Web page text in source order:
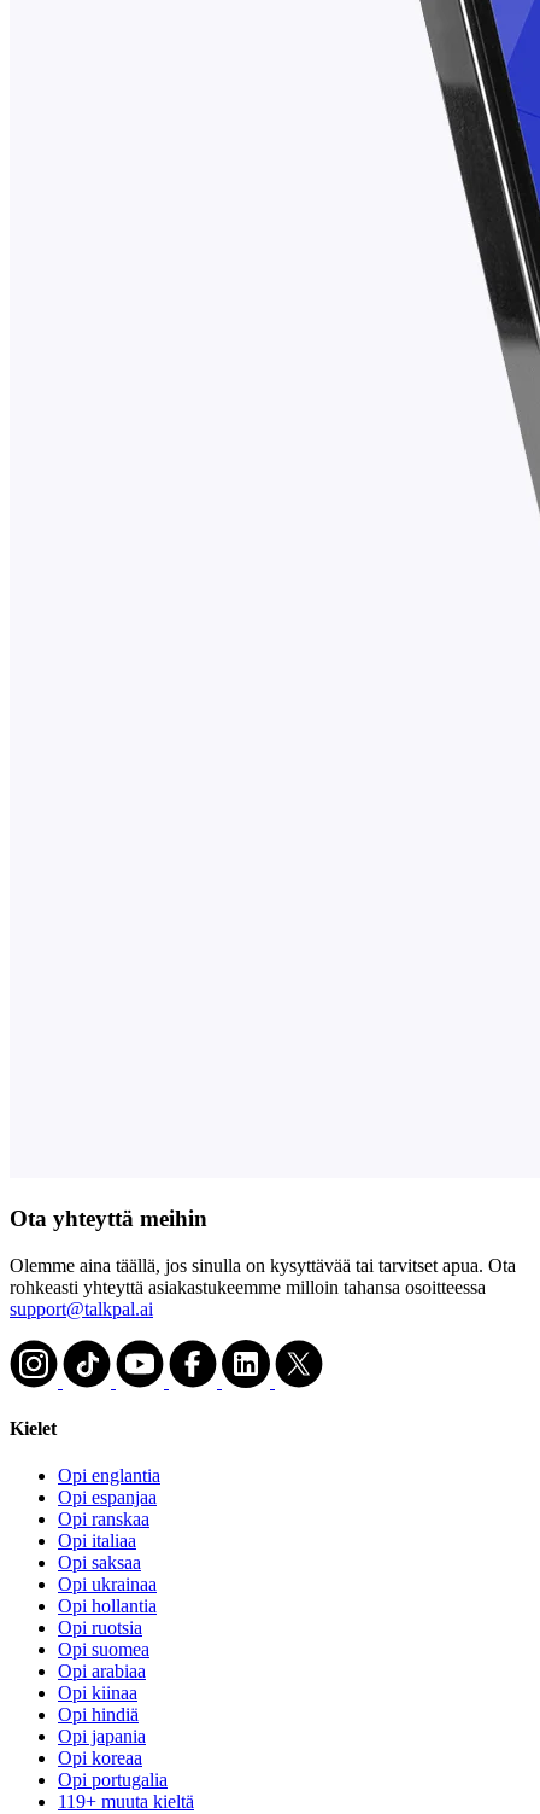
Ota yhteyttä meihin
Olemme aina täällä, jos sinulla on kysyttävää tai tarvitset apua. Ota
rohkeasti yhteyttä asiakastukeemme milloin tahansa osoitteessa
support@talkpal.ai
Kielet
Opi englantia
Opi espanjaa
Opi ranskaa
Opi italiaa
Opi saksaa
Opi ukrainaa
Opi hollantia
Opi ruotsia
Opi suomea
Opi arabiaa
Opi kiinaa
Opi hindiä
Opi japania
Opi koreaa
Opi portugalia
119+ muuta kieltä